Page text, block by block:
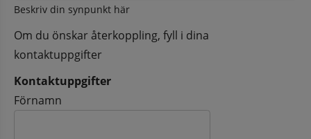
Beskriv din synpunkt här
Om du önskar återkoppling, fyll i dina
kontaktuppgifter
Kontaktuppgifter
Kontaktuppgifter
Förnamn